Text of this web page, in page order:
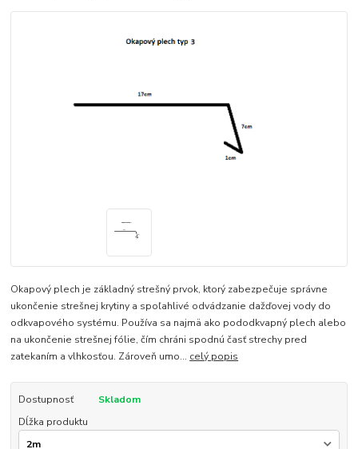
Okapový plech je základný strešný prvok, ktorý zabezpečuje správne
ukončenie strešnej krytiny a spoľahlivé odvádzanie dažďovej vody do
odkvapového systému. Používa sa najmä ako pododkvapný plech alebo
na ukončenie strešnej fólie, čím chráni spodnú časť strechy pred
zatekaním a vlhkosťou. Zároveň umo... celý popis
Dostupnosť
Skladom
Dĺžka produktu